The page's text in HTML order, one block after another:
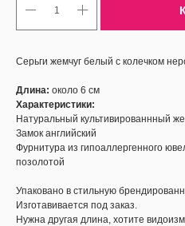
Серьги жемчуг белый с колечком
Длина: около 6 см
Характеристики:
Натуральный культивированнный
Замок английский
Фурнитура из гипоаллергенного
позолотой
Упаковано в стильную
Изготавивается под заказ.
Нужна другая длина, хотите